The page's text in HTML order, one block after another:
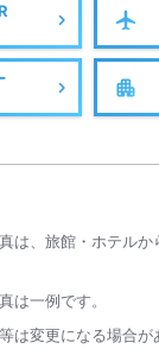
は、旅館・ホテル
は一例です。
は変更になる場合